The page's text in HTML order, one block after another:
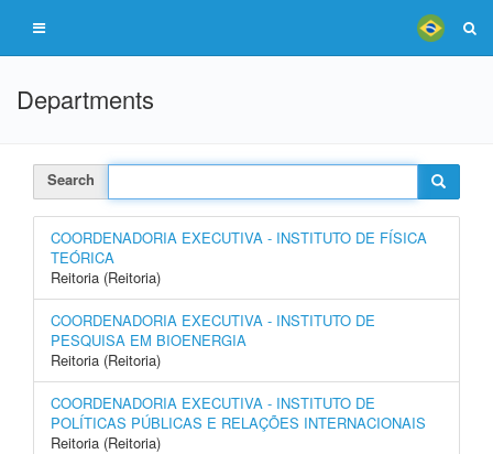
Departments
Search
COORDENADORIA EXECUTIVA - INSTITUTO DE FÍSICA
TEÓRICA
Reitoria (Reitoria)
COORDENADORIA EXECUTIVA - INSTITUTO DE
PESQUISA EM BIOENERGIA
Reitoria (Reitoria)
COORDENADORIA EXECUTIVA - INSTITUTO DE
POLÍTICAS PÚBLICAS E RELAÇÕES INTERNACIONAIS
Reitoria (Reitoria)